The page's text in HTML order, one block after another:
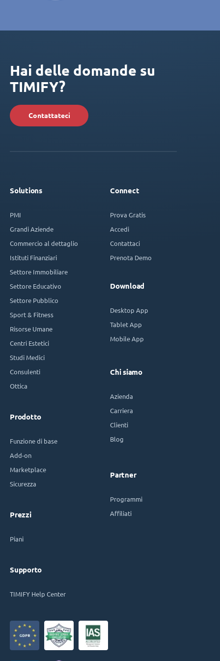
Hai delle domande su
TIMIFY?
Contattateci
Solutions
PMI
Grandi Aziende
Commercio al dettaglio
Istituti Finanziari
Settore Immobiliare
Settore Educativo
Settore Pubblico
Sport & Fitness
Risorse Umane
Centri Estetici
Studi Medici
Consulenti
Ottica
Prodotto
Funzione di base
Add-on
Marketplace
Sicurezza
Prezzi
Piani
Supporto
TIMIFY Help Center
Connect
Prova Gratis
Accedi
Contattaci
Prenota Demo
Download
Desktop App
Tablet App
Mobile App
Chi siamo
Azienda
Carriera
Clienti
Blog
Partner
Programmi
Affiliati